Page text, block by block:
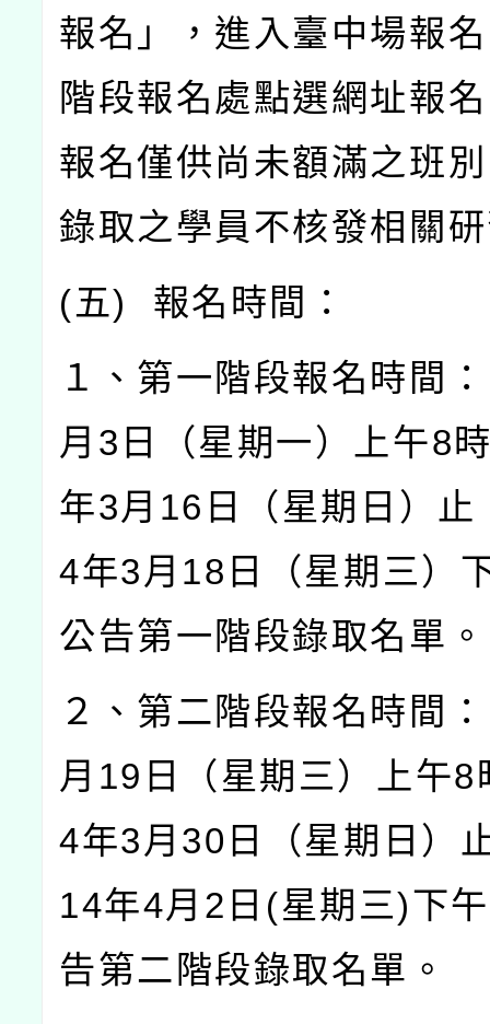
報名」，進入臺中場報
階段報名處點選網址報
報名僅供尚未額滿之班
錄取之學員不核發相關
(五) 報名時間：
１、第一階段報名時間
月 3 日（星期一）上午8
年3月 16 日（星期日）止
4年3月 18 日（星期三）
公告第一階段錄取名單。
２、第二階段報名時間
月 19 日（星期三）上午8
4年3月 30 日（星期日）
14年4月 2 日 (星期三)下午
告第二階段錄取名單。